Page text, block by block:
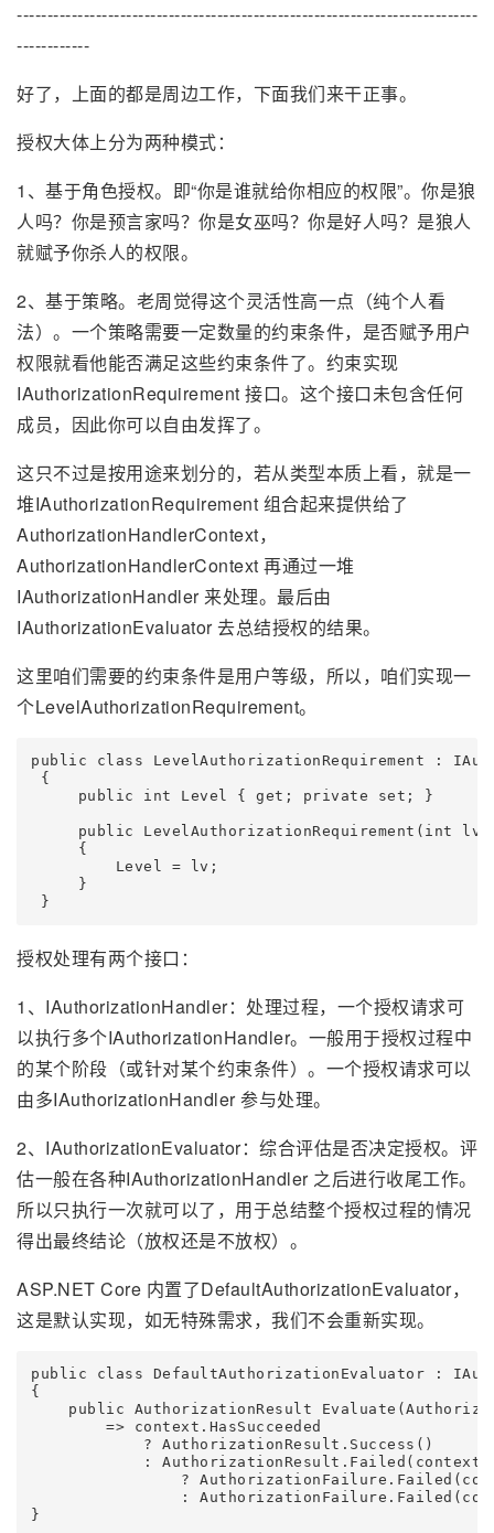
----------------------------------------------------------------------------
------------
好了，上面的都是周边工作，下面我们来干正事。
授权大体上分为两种模式：
1、基于角色授权。即“你是谁就给你相应的权限”。你是狼
人吗？你是预言家吗？你是女巫吗？你是好人吗？是狼人
就赋予你杀人的权限。
2、基于策略。老周觉得这个灵活性高一点（纯个人看
法）。一个策略需要一定数量的约束条件，是否赋予用户
权限就看他能否满足这些约束条件了。约束实现
IAuthorizationRequirement 接口。这个接口未包含任何
成员，因此你可以自由发挥了。
这只不过是按用途来划分的，若从类型本质上看，就是一
堆IAuthorizationRequirement 组合起来提供给了
AuthorizationHandlerContext，
AuthorizationHandlerContext 再通过一堆
IAuthorizationHandler 来处理。最后由
IAuthorizationEvaluator 去总结授权的结果。
这里咱们需要的约束条件是用户等级，所以，咱们实现一
个LevelAuthorizationRequirement。
public class LevelAuthorizationRequirement :
{
     public int Level { get; private set; }
     public LevelAuthorizationRequirement(int lv)
     {
         Level = lv;
     }
}
授权处理有两个接口：
1、IAuthorizationHandler：处理过程，一个授权请求可
以执行多个IAuthorizationHandler。一般用于授权过程中
的某个阶段（或针对某个约束条件）。一个授权请求可以
由多IAuthorizationHandler 参与处理。
2、IAuthorizationEvaluator：综合评估是否决定授权。评
估一般在各种IAuthorizationHandler 之后进行收尾工作。
所以只执行一次就可以了，用于总结整个授权过程的情况
得出最终结论（放权还是不放权）。
ASP.NET Core 内置了DefaultAuthorizationEvaluator，
这是默认实现，如无特殊需求，我们不会重新实现。
public class DefaultAuthorizationEvaluator :
{
public AuthorizationResult
        => context.HasSucceeded
            ? AuthorizationResult.Success()
:
?
:
}